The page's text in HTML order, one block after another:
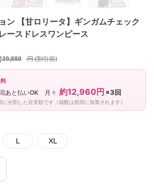
ン 【甘ロリータ】ギンガムチェック
ースドレスワンピース
39,880 円 (割引前)
あと払いOK 月々 約12,960円 ×3回
に分割した目安額です（端数は初回に加算されます）
L XL